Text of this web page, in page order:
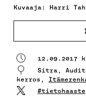
Kuvaaja: Harri
12.09.2017
Sitra,
kerros,
#tietohaaste